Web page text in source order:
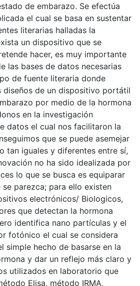
de embarazo. Se efectúa
el cual se basa en sustentar
literarias halladas la
un dispositivo que se
hacer, es muy importante
las bases de datos necesarias
de fuente literaria donde
diseños de un dispositivo portátil
por medio de la hormona
en la investigación
datos el cual nos facilitaron la
que se puede asemejar
tan iguales y diferentes entre sí,
no ha sido idealizada por
lo que se busca es equiparar
parezca; para ello existen
electrónicos/ Biologicos,
que detectan la hormona
identifica nano partículas y el
fotónico el cual se considera
simple hecho de basarse en la
y dar un reflejo más claro y
utilizados en laboratorio que
Elisa, método IRMA,